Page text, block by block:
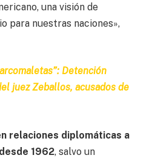
una visión de
para nuestras naciones»,
Detención
juez Zeballos, acusados de
relaciones diplomáticas a
1962, salvo un